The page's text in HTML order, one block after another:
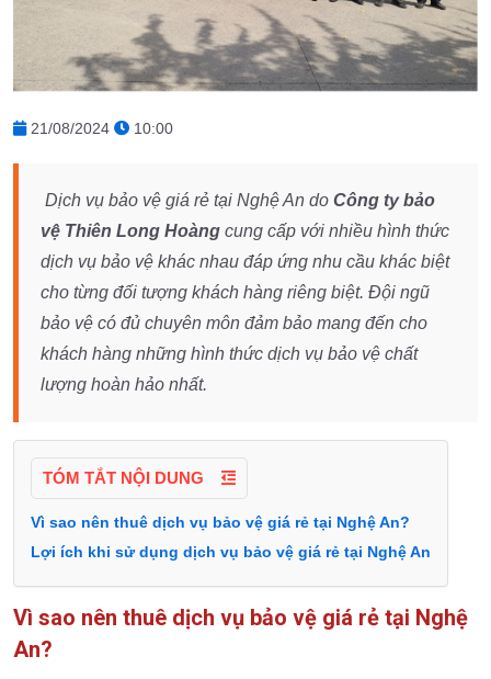
21/08/2024 10:00
Dịch vụ bảo vệ giá rẻ tại Nghệ An do Công ty bảo
vệ Thiên Long Hoàng cung cấp với nhiều hình thức
dịch vụ bảo vệ khác nhau đáp ứng nhu cầu khác biệt
cho từng đối tượng khách hàng riêng biệt. Đội ngũ
bảo vệ có đủ chuyên môn đảm bảo mang đến cho
khách hàng những hình thức dịch vụ bảo vệ chất
lượng hoàn hảo nhất.
TÓM TẮT NỘI DUNG
Vì sao nên thuê dịch vụ bảo vệ giá rẻ tại Nghệ An?
Lợi ích khi sử dụng dịch vụ bảo vệ giá rẻ tại Nghệ An
Vì sao nên thuê dịch vụ bảo vệ giá rẻ tại Nghệ
An?